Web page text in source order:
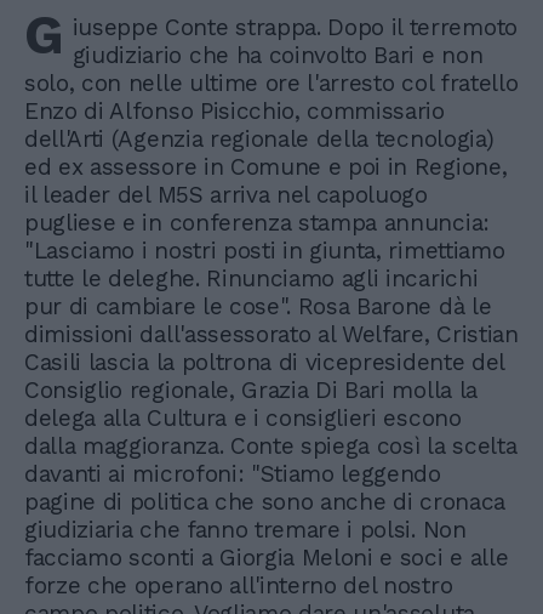
G iuseppe Conte strappa. Dopo il terremoto
giudiziario che ha coinvolto Bari e non
solo, con nelle ultime ore l'arresto col fratello
Enzo di Alfonso Pisicchio, commissario
dell'Arti (Agenzia regionale della tecnologia)
ed ex assessore in Comune e poi in Regione,
il leader del M5S arriva nel capoluogo
pugliese e in conferenza stampa annuncia:
"Lasciamo i nostri posti in giunta, rimettiamo
tutte le deleghe. Rinunciamo agli incarichi
pur di cambiare le cose". Rosa Barone dà le
dimissioni dall'assessorato al Welfare, Cristian
Casili lascia la poltrona di vicepresidente del
Consiglio regionale, Grazia Di Bari molla la
delega alla Cultura e i consiglieri escono
dalla maggioranza. Conte spiega così la scelta
davanti ai microfoni: "Stiamo leggendo
pagine di politica che sono anche di cronaca
giudiziaria che fanno tremare i polsi. Non
facciamo sconti a Giorgia Meloni e soci e alle
forze che operano all'interno del nostro